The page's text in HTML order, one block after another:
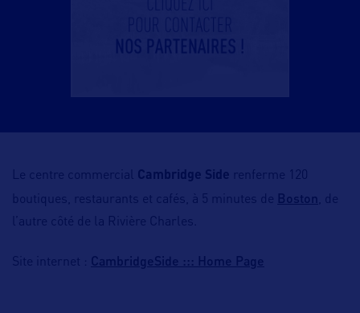
Le centre commercial Cambridge Side renferme 120
boutiques, restaurants et cafés, à 5 minutes de Boston
, de
l’autre côté de la Rivière Charles.
Site internet : CambridgeSide ::: Home Page